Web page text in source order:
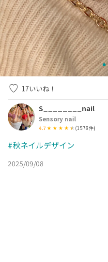
17いいね！
S________nail
Sensory nail
4.7 (1578件)
#秋ネイルデザイン
2025/09/08